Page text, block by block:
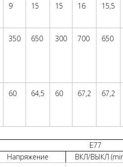
9 15 15 16 15,5
350 650 300 700 650
60 64,5 60 67,2 67,2
E77
Напряжение
ВКЛ/ВЫКЛ